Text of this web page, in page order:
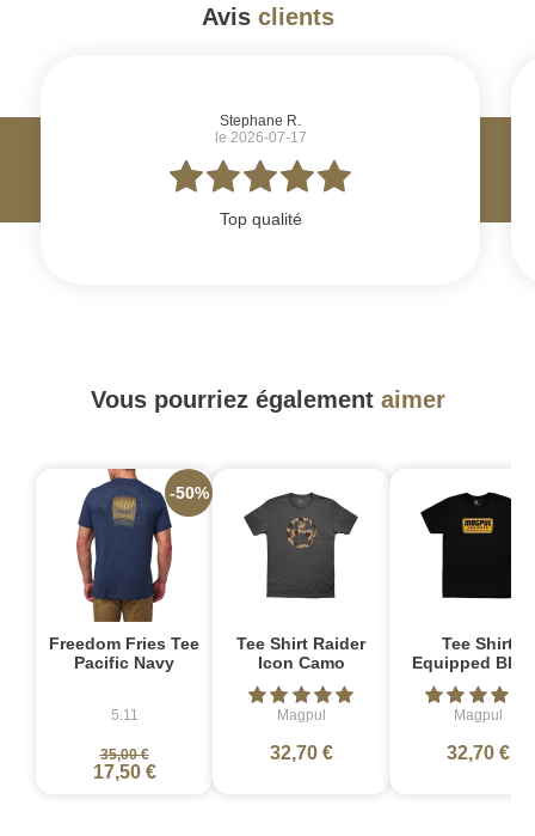
Avis clients
Stephane R.
le 2026-07-17
Top qualité
Vous pourriez également aimer
Freedom Fries Tee
Pacific Navy
5.11
35,00 €
17,50 €
-50%
Tee Shirt Raider
Icon Camo
Magpul
32,70 €
Tee Shirt
Equipped
Magpul
32,70 €